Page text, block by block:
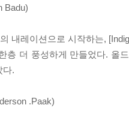
Badu)
내레이션으로 시작하는,
층 더 풍성하게 만들었다. 올
다.
.Paak)